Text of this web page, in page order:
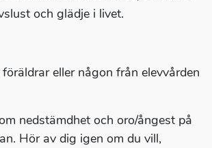
och glädje i livet.
eller någon från elevvården
nedstämdhet och oro/ångest på
Hör av dig igen om du vill,